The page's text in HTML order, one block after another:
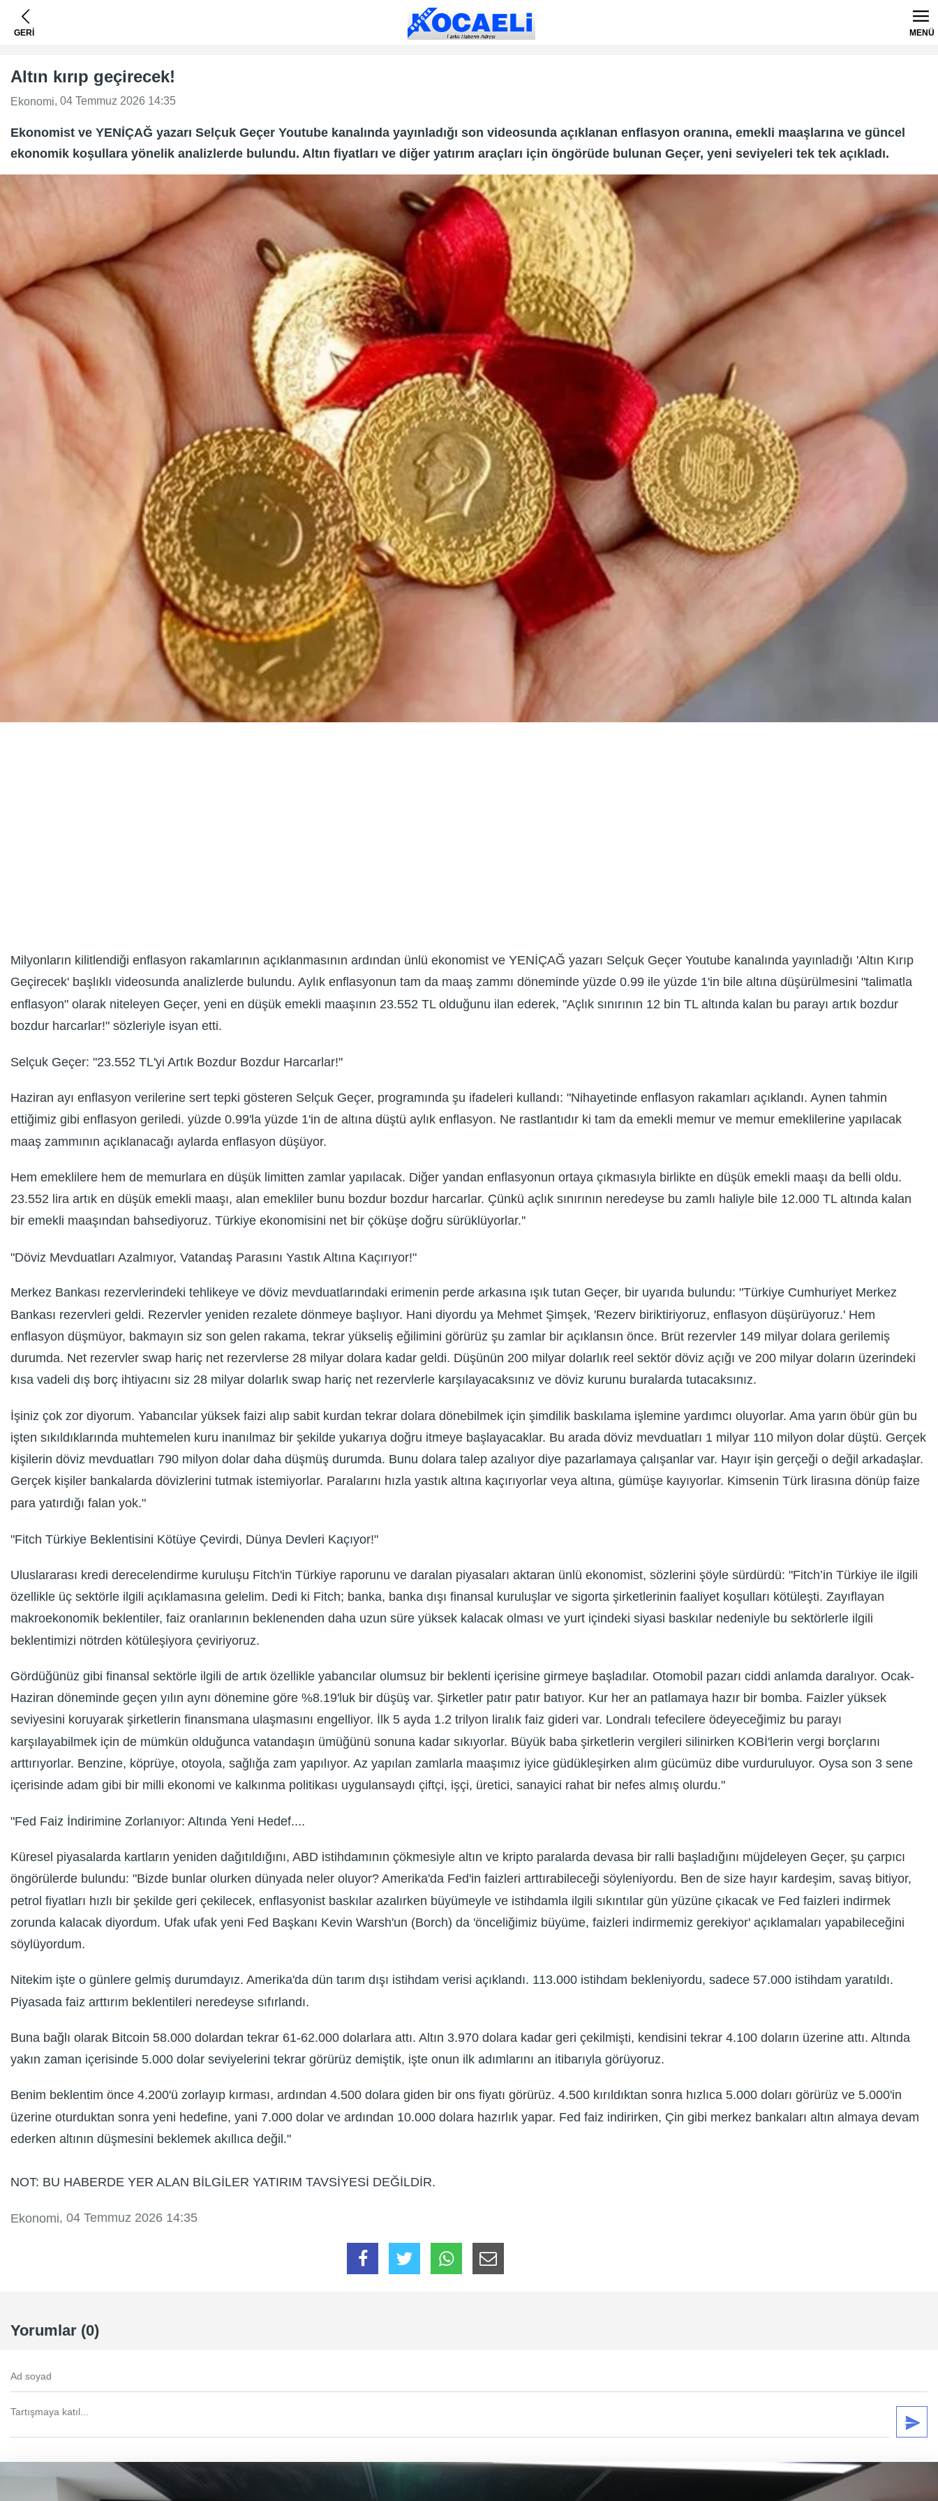
GERİ MENÜ
Altın kırıp geçirecek!
Ekonomi, 04 Temmuz 2026 14:35
Ekonomist ve YENİÇAĞ yazarı Selçuk Geçer Youtube kanalında yayınladığı son videosunda açıklanan enflasyon oranına, emekli maaşlarına ve güncel
ekonomik koşullara yönelik analizlerde bulundu. Altın fiyatları ve diğer yatırım araçları için öngörüde bulunan Geçer, yeni seviyeleri tek tek açıkladı.
Milyonların kilitlendiği enflasyon rakamlarının açıklanmasının ardından ünlü ekonomist ve YENİÇAĞ yazarı Selçuk Geçer Youtube kanalında yayınladığı 'Altın Kırıp
Geçirecek' başlıklı videosunda analizlerde bulundu. Aylık enflasyonun tam da maaş zammı döneminde yüzde 0.99 ile yüzde 1'in bile altına düşürülmesini "talimatla
enflasyon" olarak niteleyen Geçer, yeni en düşük emekli maaşının 23.552 TL olduğunu ilan ederek, "Açlık sınırının 12 bin TL altında kalan bu parayı artık bozdur
bozdur harcarlar!" sözleriyle isyan etti.
Selçuk Geçer: "23.552 TL'yi Artık Bozdur Bozdur Harcarlar!"
Haziran ayı enflasyon verilerine sert tepki gösteren Selçuk Geçer, programında şu ifadeleri kullandı: "Nihayetinde enflasyon rakamları açıklandı. Aynen tahmin
ettiğimiz gibi enflasyon geriledi. yüzde 0.99'la yüzde 1'in de altına düştü aylık enflasyon. Ne rastlantıdır ki tam da emekli memur ve memur emeklilerine yapılacak
maaş zammının açıklanacağı aylarda enflasyon düşüyor.
Hem emeklilere hem de memurlara en düşük limitten zamlar yapılacak. Diğer yandan enflasyonun ortaya çıkmasıyla birlikte en düşük emekli maaşı da belli oldu.
23.552 lira artık en düşük emekli maaşı, alan emekliler bunu bozdur bozdur harcarlar. Çünkü açlık sınırının neredeyse bu zamlı haliyle bile 12.000 TL altında kalan
bir emekli maaşından bahsediyoruz. Türkiye ekonomisini net bir çöküşe doğru sürüklüyorlar.''
"Döviz Mevduatları Azalmıyor, Vatandaş Parasını Yastık Altına Kaçırıyor!"
Merkez Bankası rezervlerindeki tehlikeye ve döviz mevduatlarındaki erimenin perde arkasına ışık tutan Geçer, bir uyarıda bulundu: "Türkiye Cumhuriyet Merkez
Bankası rezervleri geldi. Rezervler yeniden rezalete dönmeye başlıyor. Hani diyordu ya Mehmet Şimşek, 'Rezerv biriktiriyoruz, enflasyon düşürüyoruz.' Hem
enflasyon düşmüyor, bakmayın siz son gelen rakama, tekrar yükseliş eğilimini görürüz şu zamlar bir açıklansın önce. Brüt rezervler 149 milyar dolara gerilemiş
durumda. Net rezervler swap hariç net rezervlerse 28 milyar dolara kadar geldi. Düşünün 200 milyar dolarlık reel sektör döviz açığı ve 200 milyar doların üzerindeki
kısa vadeli dış borç ihtiyacını siz 28 milyar dolarlık swap hariç net rezervlerle karşılayacaksınız ve döviz kurunu buralarda tutacaksınız.
İşiniz çok zor diyorum. Yabancılar yüksek faizi alıp sabit kurdan tekrar dolara dönebilmek için şimdilik baskılama işlemine yardımcı oluyorlar. Ama yarın öbür gün bu
işten sıkıldıklarında muhtemelen kuru inanılmaz bir şekilde yukarıya doğru itmeye başlayacaklar. Bu arada döviz mevduatları 1 milyar 110 milyon dolar düştü. Gerçek
kişilerin döviz mevduatları 790 milyon dolar daha düşmüş durumda. Bunu dolara talep azalıyor diye pazarlamaya çalışanlar var. Hayır işin gerçeği o değil arkadaşlar.
Gerçek kişiler bankalarda dövizlerini tutmak istemiyorlar. Paralarını hızla yastık altına kaçırıyorlar veya altına, gümüşe kayıyorlar. Kimsenin Türk lirasına dönüp faize
para yatırdığı falan yok."
"Fitch Türkiye Beklentisini Kötüye Çevirdi, Dünya Devleri Kaçıyor!"
Uluslararası kredi derecelendirme kuruluşu Fitch'in Türkiye raporunu ve daralan piyasaları aktaran ünlü ekonomist, sözlerini şöyle sürdürdü: "Fitch’in Türkiye ile ilgili
özellikle üç sektörle ilgili açıklamasına gelelim. Dedi ki Fitch; banka, banka dışı finansal kuruluşlar ve sigorta şirketlerinin faaliyet koşulları kötüleşti. Zayıflayan
makroekonomik beklentiler, faiz oranlarının beklenenden daha uzun süre yüksek kalacak olması ve yurt içindeki siyasi baskılar nedeniyle bu sektörlerle ilgili
beklentimizi nötrden kötüleşiyora çeviriyoruz.
Gördüğünüz gibi finansal sektörle ilgili de artık özellikle yabancılar olumsuz bir beklenti içerisine girmeye başladılar. Otomobil pazarı ciddi anlamda daralıyor. Ocak-
Haziran döneminde geçen yılın aynı dönemine göre %8.19'luk bir düşüş var. Şirketler patır patır batıyor. Kur her an patlamaya hazır bir bomba. Faizler yüksek
seviyesini koruyarak şirketlerin finansmana ulaşmasını engelliyor. İlk 5 ayda 1.2 trilyon liralık faiz gideri var. Londralı tefecilere ödeyeceğimiz bu parayı
karşılayabilmek için de mümkün olduğunca vatandaşın ümüğünü sonuna kadar sıkıyorlar. Büyük baba şirketlerin vergileri silinirken KOBİ'lerin vergi borçlarını
arttırıyorlar. Benzine, köprüye, otoyola, sağlığa zam yapılıyor. Az yapılan zamlarla maaşımız iyice güdükleşirken alım gücümüz dibe vurduruluyor. Oysa son 3 sene
içerisinde adam gibi bir milli ekonomi ve kalkınma politikası uygulansaydı çiftçi, işçi, üretici, sanayici rahat bir nefes almış olurdu."
"Fed Faiz İndirimine Zorlanıyor: Altında Yeni Hedef....
Küresel piyasalarda kartların yeniden dağıtıldığını, ABD istihdamının çökmesiyle altın ve kripto paralarda devasa bir ralli başladığını müjdeleyen Geçer, şu çarpıcı
öngörülerde bulundu: "Bizde bunlar olurken dünyada neler oluyor? Amerika'da Fed'in faizleri arttırabileceği söyleniyordu. Ben de size hayır kardeşim, savaş bitiyor,
petrol fiyatları hızlı bir şekilde geri çekilecek, enflasyonist baskılar azalırken büyümeyle ve istihdamla ilgili sıkıntılar gün yüzüne çıkacak ve Fed faizleri indirmek
zorunda kalacak diyordum. Ufak ufak yeni Fed Başkanı Kevin Warsh'un (Borch) da 'önceliğimiz büyüme, faizleri indirmemiz gerekiyor' açıklamaları yapabileceğini
söylüyordum.
Nitekim işte o günlere gelmiş durumdayız. Amerika'da dün tarım dışı istihdam verisi açıklandı. 113.000 istihdam bekleniyordu, sadece 57.000 istihdam yaratıldı.
Piyasada faiz arttırım beklentileri neredeyse sıfırlandı.
Buna bağlı olarak Bitcoin 58.000 dolardan tekrar 61-62.000 dolarlara attı. Altın 3.970 dolara kadar geri çekilmişti, kendisini tekrar 4.100 doların üzerine attı. Altında
yakın zaman içerisinde 5.000 dolar seviyelerini tekrar görürüz demiştik, işte onun ilk adımlarını an itibarıyla görüyoruz.
Benim beklentim önce 4.200'ü zorlayıp kırması, ardından 4.500 dolara giden bir ons fiyatı görürüz. 4.500 kırıldıktan sonra hızlıca 5.000 doları görürüz ve 5.000'in
üzerine oturduktan sonra yeni hedefine, yani 7.000 dolar ve ardından 10.000 dolara hazırlık yapar. Fed faiz indirirken, Çin gibi merkez bankaları altın almaya devam
ederken altının düşmesini beklemek akıllıca değil."
NOT: BU HABERDE YER ALAN BİLGİLER YATIRIM TAVSİYESİ DEĞİLDİR.
Ekonomi, 04 Temmuz 2026 14:35
Yorumlar (0)